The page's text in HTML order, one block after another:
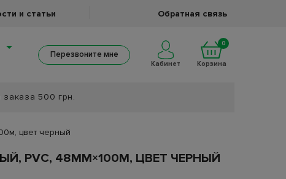
и статьи Обратная связь
Перезвоните мне
Кабинет
0
Корзина
500 грн.
цвет черный
PVC, 48ММ×100М, ЦВЕТ ЧЕРНЫЙ